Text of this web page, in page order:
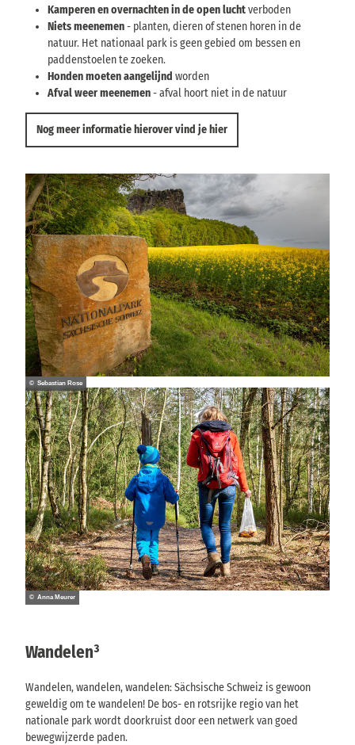
Kamperen en overnachten in de open luchtverboden
Niets meenemen- planten, dieren of stenen horen in de
natuur. Het nationaal park is geen gebied om bessen en
paddenstoelen te zoeken.
Honden moeten aangelijnd worden
Afval weer meenemen- afval hoort niet in de natuur
Nog meer informatie hierover vind je hier
© Sebastian Rose
© Anna Meurer
Wandelen³
Wandelen, wandelen, wandelen: Sächsische Schweiz is gewoon
geweldig om te wandelen! De bos- en rotsrijke regio van het
nationale park wordt doorkruist door een netwerk van goed
bewegwijzerde paden.